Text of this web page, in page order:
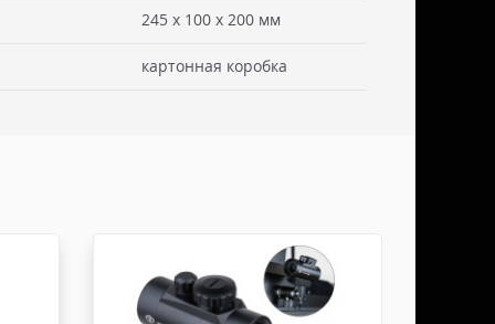
службы СДЭК осуществляем в течении 3-5
и от суммы заказа не менее 50.000
от суммы заказа не менее 50.000 руб,
не более 100х100х80 см. Заявку оформляет
быть приложена доверенность. Документы
245 x 100 x 200 мм
картонная коробка